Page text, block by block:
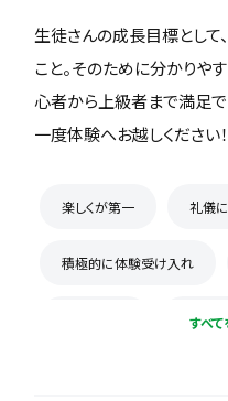
生徒さんの成長目標として
こと。そのために分かりや
心者から上級者まで満足
一度体験へお越しください！
楽しくが第一 礼儀
積極的に体験受け入れ
コーチ